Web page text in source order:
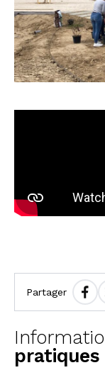
Partager
pratiques